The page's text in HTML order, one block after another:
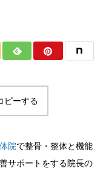
ピーする
院で整骨・整体と機能
サポートをする院長の